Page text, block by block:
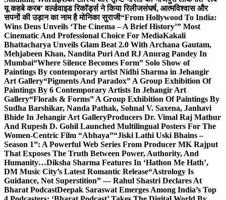
यू कहबे करब’ वर्ल्डवाइड रिकॉर्ड्स ने किया रिलीजसंघर्ष, आत्मविश्वास और
सपनों की उड़ान का नाम है मोनिका सुराजी“From Hollywood To India:
Wins Deus Unveils ‘The Cinema – A Brief History’” Most
Cinematic And Professional Choice For MediaKakali
Bhattacharya Unveils Glam Beat 2.0 With Archana Gautam,
Mehjabeen Khan, Nandita Puri And RJ Anurag Pandey In
Mumbai“Where Silence Becomes Form” Solo Show of
Paintings By contemporary artist Nidhi Sharma in Jehangir
Art Gallery“Pigments And Paradox” A Group Exhibition Of
Paintings By 6 Contemporary Artists In Jehangir Art
Gallery“Florals & Forms” A Group Exhibition Of Paintings By
Sudha Barshikar, Nanda Pathak, Sohnal V. Saxena, Janhavi
Bhide In Jehangir Art GalleryProducers Dr. Vimal Raj Mathur
And Rupesh D. Gohil Launched Multilingual Posters For The
Women-Centric Film “Abhaya”“Jiski Lathi Uski Bhains –
Season 1”: A Powerful Web Series From Producer MK Rajput
That Exposes The Truth Between Power, Authority, And
Humanity…Diksha Sharma Features In ‘Hathon Me Hath’,
DM Music City’s Latest Romantic Release“Astrology Is
Guidance, Not Superstition” — Rahul Shastri Declares At
Bharat PodcastDeepak Saraswat Emerges Among India’s Top